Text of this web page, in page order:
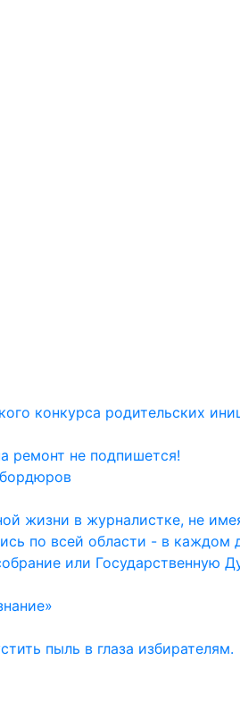
конкурса родительских
ремонт не подпишется!
жизни в журналистке, не
по всей области - в каждом
или Государственную
пыль в глаза избирателям.